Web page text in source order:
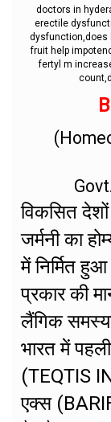
doctors in
erectile
dysfunction,does
fruit help
fertyl m
विकसित
जर्मनी का
में निर्मित
प्रकार की
लैंगिक
भारत में
(TEQTIS
एक्स